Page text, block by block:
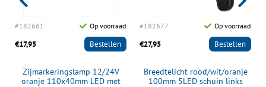
#182661 Op voorraad
€17,95 Bestellen
Zijmarkeringslamp 12/24V
oranje 110x40mm LED met
#182677 Op voorraad
€27,95 Bestellen
Breedtelicht rood/wit/oranje
100mm 5LED schuin links